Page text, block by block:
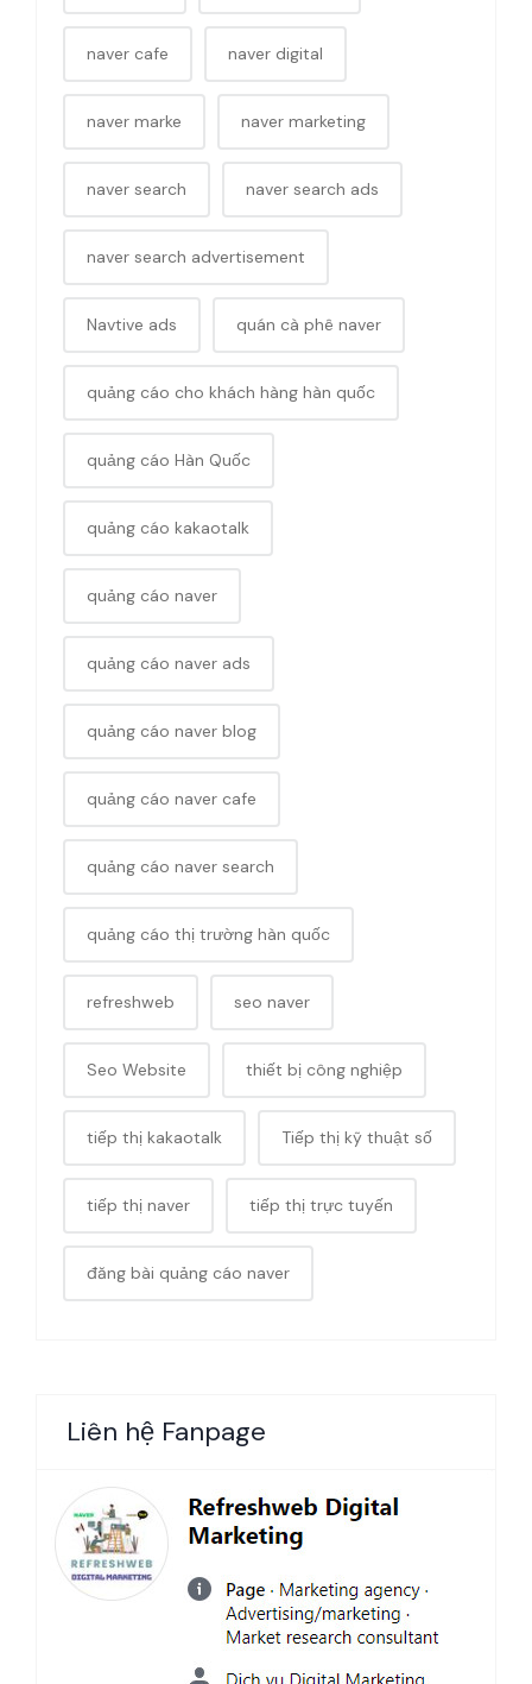
naver cafe naver digital
naver marke naver marketing
naver search naver search ads
naver search advertisement
Navtive ads quán cà phê naver
quảng cáo cho khách hàng hàn quốc
quảng cáo Hàn Quốc
quảng cáo kakaotalk
quảng cáo naver
quảng cáo naver ads
quảng cáo naver blog
quảng cáo naver cafe
quảng cáo naver search
quảng cáo thị trường hàn quốc
refreshweb seo naver
Seo Website thiết bị công nghiệp
tiếp thị kakaotalk Tiếp thị kỹ thuật số
tiếp thị naver tiếp thị trực tuyến
đăng bài quảng cáo naver
Liên hệ Fanpage